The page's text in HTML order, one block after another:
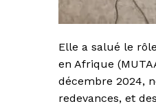
Elle a salué le
en Afrique
décembre 2024,
redevances, et